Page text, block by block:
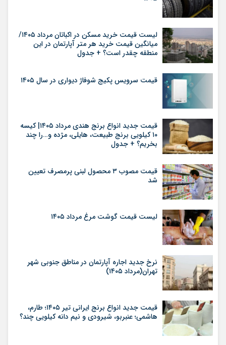
لیست قیمت خرید مسکن در اکباتان مرداد ۱۴۰۵/
میانگین قیمت خرید هر متر آپارتمان در این
منطقه چقدر است؟ + جدول
قیمت سرویس پکیج شوفاژ دیواری در سال ۱۴۰۵
قیمت جدید انواع برنج هندی مرداد ۱۴۰۵| کیسه
۱۰ کیلویی برنج طبیعت، هایلی، مژده و…را چند
بخریم؟ + جدول
قیمت مصوب ۳ محصول لبنی پرمصرف تعیین
شد
لیست قیمت گوشت مرغ مرداد ۱۴۰۵
نرخ جدید اجاره آپارتمان در مناطق جنوبی شهر
تهران(مرداد ۱۴۰۵)
قیمت جدید انواع برنج ایرانی تیر ۱۴۰۵؛ طارم،
هاشمی؛ عنبربو، شیرودی و نیم دانه کیلویی چند؟